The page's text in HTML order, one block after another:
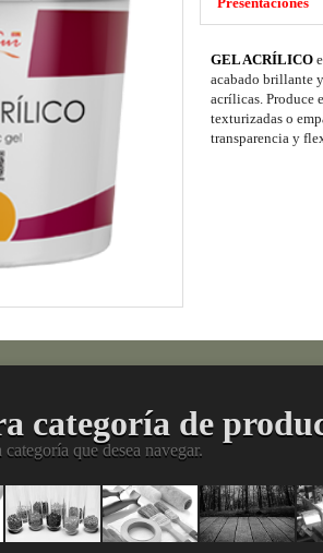
GEL ACRÍLICO
acabado brillante
acrílicas. Produce
texturizadas o
transparencia y
categoría de
categoría que desea navegar.